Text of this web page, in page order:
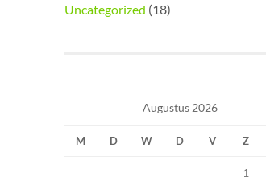
Uncategorized (18)
Augustus 2026
M D W D V Z
1